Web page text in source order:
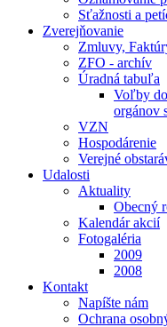
Sťažnosti a
Zverejňovanie
Zmluvy,
ZFO - archív
Úradná tabuľa
Voľby
orgánov
VZN
Hospodárenie
Verejné
Udalosti
Aktuality
Obecný
Kalendár akcií
Fotogaléria
2009
2008
Kontakt
Napíšte nám
Ochrana